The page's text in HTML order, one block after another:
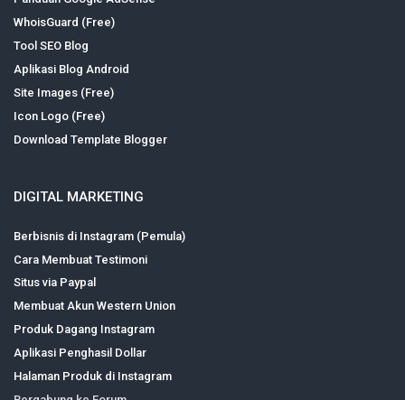
WhoisGuard (Free)
Tool SEO Blog
Aplikasi Blog Android
Site Images (Free)
Icon Logo (Free)
Download Template Blogger
DIGITAL MARKETING
Berbisnis di Instagram (Pemula)
Cara Membuat Testimoni
Situs via Paypal
Membuat Akun Western Union
Produk Dagang Instagram
Aplikasi Penghasil Dollar
Halaman Produk di Instagram